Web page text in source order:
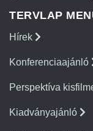
TERVLAP
Hírek
Konferenciaajánló
Perspektíva
Kiadványajánló